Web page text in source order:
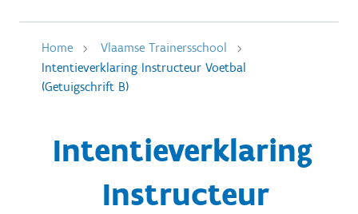
Home
Vlaamse Trainersschool
Intentieverklaring Instructeur Voetbal
(Getuigschrift B)
Intentieverklaring
Instructeur